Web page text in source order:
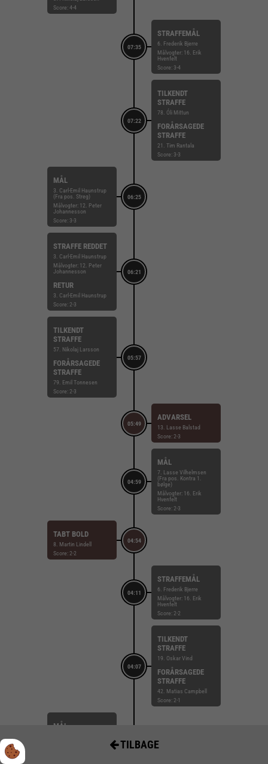
Score: 4-4
07:35
STRAFFEMÅL
6. Frederik Bjerre
Målvogter: 16. Erik
Hvenfelt
Score: 3-4
07:22
TILKENDT
STRAFFE
78. Óli Mittun
FORÅRSAGEDE
STRAFFE
21. Tim Rantala
Score: 3-3
06:25
MÅL
3. Carl-Emil Haunstrup
(Fra pos. Streg)
Målvogter: 12. Peter
Johannesson
Score: 3-3
06:21
STRAFFE REDDET
3. Carl-Emil Haunstrup
Målvogter: 12. Peter
Johannesson
RETUR
3. Carl-Emil Haunstrup
Score: 2-3
05:57
TILKENDT
STRAFFE
57. Nikolaj Larsson
FORÅRSAGEDE
STRAFFE
79. Emil Tonnesen
Score: 2-3
05:49
ADVARSEL
13. Lasse Balstad
Score: 2-3
04:59
MÅL
7. Lasse Vilhelmsen
(Fra pos. Kontra 1.
bølge)
Målvogter: 16. Erik
Hvenfelt
Score: 2-3
04:54
TABT BOLD
8. Martin Lindell
Score: 2-2
04:11
STRAFFEMÅL
6. Frederik Bjerre
Målvogter: 16. Erik
Hvenfelt
Score: 2-2
04:07
TILKENDT
STRAFFE
19. Oskar Vind
FORÅRSAGEDE
STRAFFE
42. Matias Campbell
Score: 2-1
03:34
MÅL
TILBAGE